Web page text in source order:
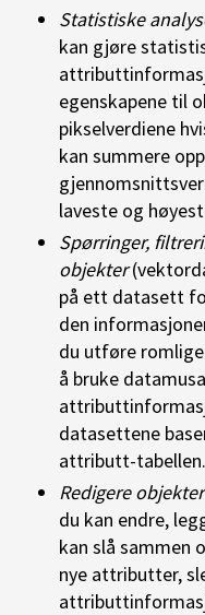
Statistiske
kan gjøre
egenskapene til
pikselverdiene
kan summere
laveste og
Spørringer,
objekter
på ett datasett
den
du utføre
å bruke
datasettene
attributt-tabellen.
Redigere
du kan endre,
kan slå sammen
nye attributter,